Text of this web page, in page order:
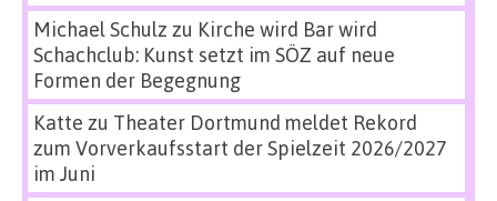
Michael Schulz zu Kirche wird Bar wird
Schachclub: Kunst setzt im SÖZ auf neue
Formen der Begegnung
Katte zu Theater Dortmund meldet Rekord
zum Vorverkaufsstart der Spielzeit 2026/2027
im Juni